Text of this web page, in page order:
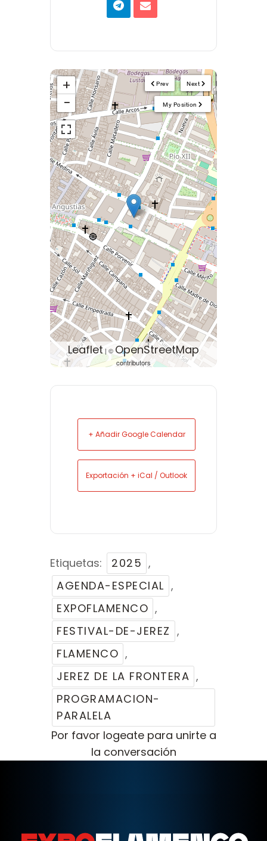
Next
Prev
My Position
+
−
Leaflet | © OpenStreetMap
contributors
+ Añadir Google Calendar
Exportación + iCal / Outlook
Etiquetas: 2025 ,
AGENDA-ESPECIAL ,
EXPOFLAMENCO ,
FESTIVAL-DE-JEREZ ,
FLAMENCO ,
JEREZ DE LA FRONTERA ,
PROGRAMACION-
PARALELA
Por favor logeatepara unirte a
la conversación